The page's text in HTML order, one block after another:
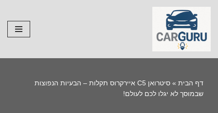
Skip
to
content
דף הבית »
סיטרואן C5 איירקרוס תקלות – הבעיות הנפוצות
שבמוסך לא יגלו לכם לעולם!